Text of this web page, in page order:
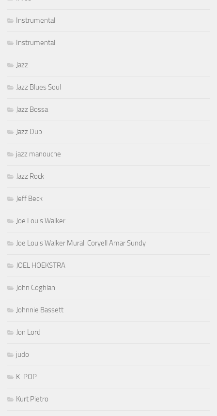
Instrumental
Instrumental
Jazz
Jazz Blues Soul
Jazz Bossa
Jazz Dub
jazz manouche
Jazz Rock
Jeff Beck
Joe Louis Walker
Joe Louis Walker Murali Coryell Amar Sundy
JOEL HOEKSTRA
John Coghlan
Johnnie Bassett
Jon Lord
judo
K-POP
Kurt Pietro